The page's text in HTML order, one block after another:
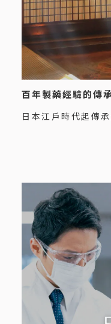
百年製藥經驗的傳
日本江戶時代起傳